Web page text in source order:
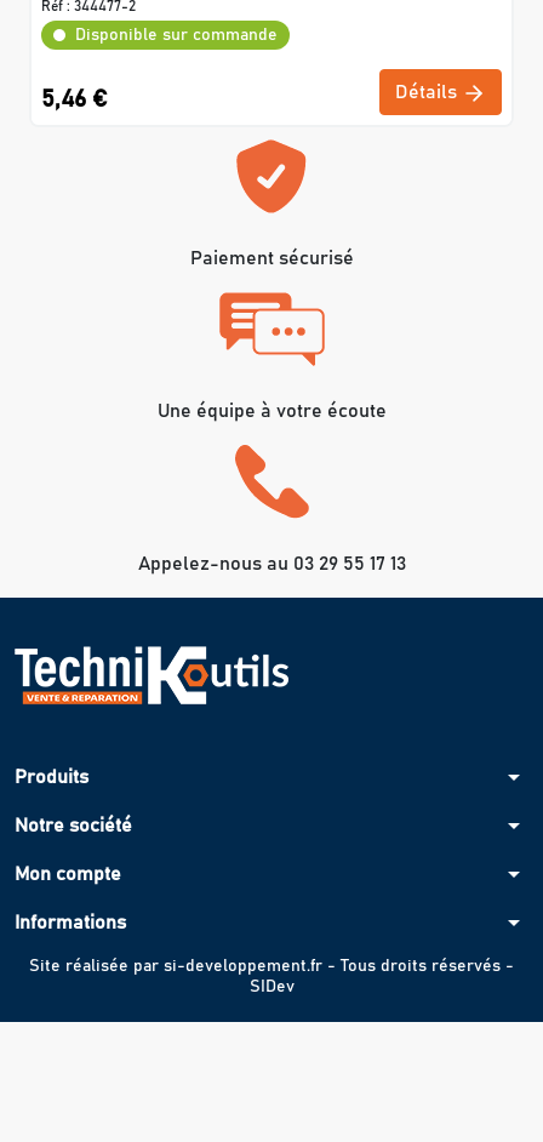
Réf : 344477-2
Disponible sur commande
5,46 € Détails
Paiement sécurisé
Une équipe à votre écoute
Appelez-nous au 03 29 55 17 13
Produits arrow_drop_down
Notre société arrow_drop_down
Mon compte arrow_drop_down
Informations arrow_drop_down
Site réalisée par si-developpement.fr - Tous droits réservés -
SIDev